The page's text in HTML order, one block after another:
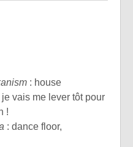
: house
vais me lever tôt pour
!
: dance floor,